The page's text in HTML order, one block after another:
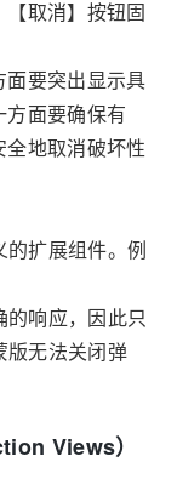
取消】按钮固
面要突出显示具
面要确保有
全地取消破坏性
扩展组件。例
响应，因此只
版无法关闭弹
Views）